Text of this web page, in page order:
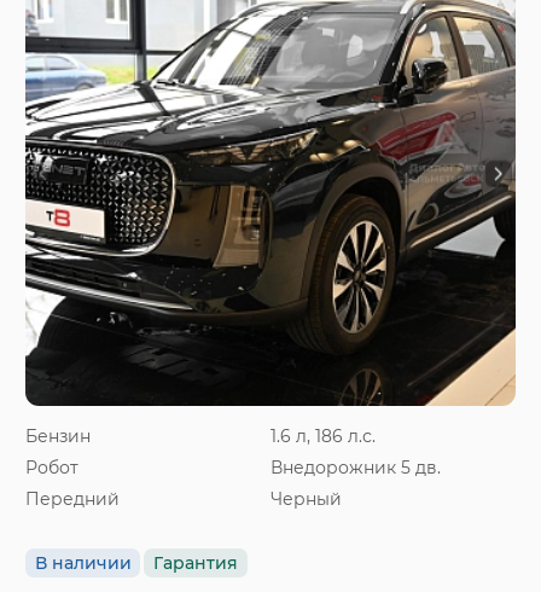
Бензин
1.6 л, 186 л.с.
Робот
Внедорожник 5 дв.
Передний
Черный
В наличии Гарантия